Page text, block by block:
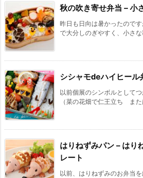
秋の吹き寄せ弁当 – 小
昨日も日向は暑かったので
で大分しのぎやすく、小さ
シシャモdeハイヒール
以前個展のシンボルとして
（菜の花畑で仁王立ち ま
はりねずみパン – はり
レート
以前、はりねずみのお弁当を